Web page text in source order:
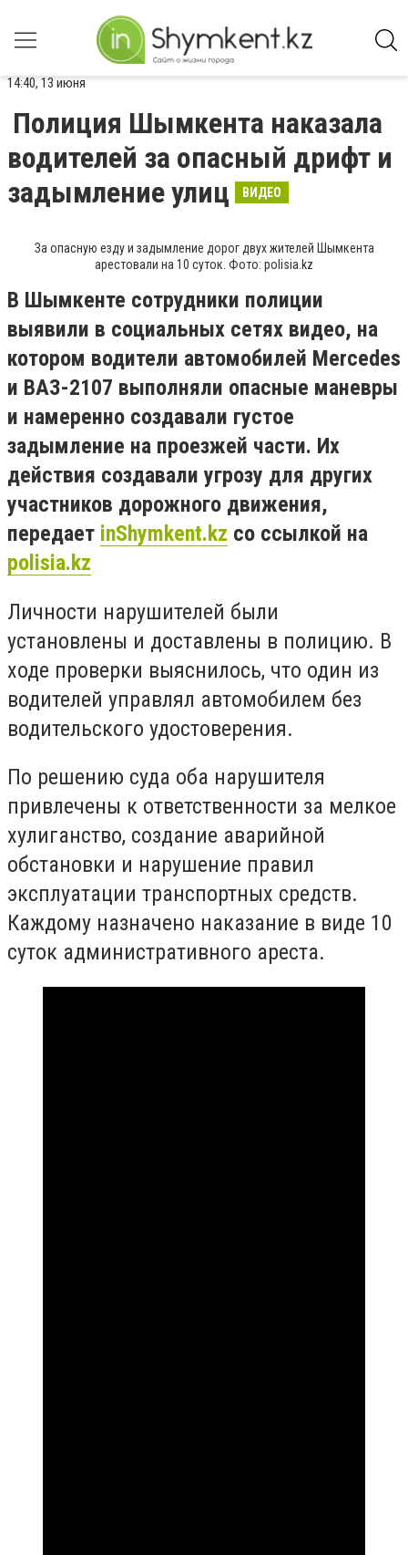
14:40, 13 июня
Полиция Шымкента наказала
водителей за опасный дрифт и
задымление улиц
ВИДЕО
За опасную езду и задымление дорог двух жителей Шымкента
арестовали на 10 суток. Фото: polisia.kz
В Шымкенте сотрудники полиции
выявили в социальных сетях видео, на
котором водители автомобилей Mercedes
и ВАЗ-2107 выполняли опасные маневры
и намеренно создавали густое
задымление на проезжей части. Их
действия создавали угрозу для других
участников дорожного движения,
передает inShymkent.kz со ссылкой на
polisia.kz
Личности нарушителей были
установлены и доставлены в полицию. В
ходе проверки выяснилось, что один из
водителей управлял автомобилем без
водительского удостоверения.
По решению суда оба нарушителя
привлечены к ответственности за мелкое
хулиганство, создание аварийной
обстановки и нарушение правил
эксплуатации транспортных средств.
Каждому назначено наказание в виде 10
суток административного ареста.